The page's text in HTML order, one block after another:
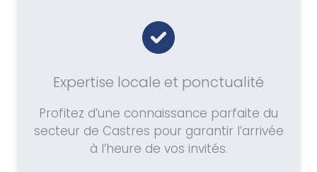
Expertise locale et ponctualité
Profitez d’une connaissance parfaite du
secteur de Castres pour garantir l’arrivée
à l’heure de vos invités.